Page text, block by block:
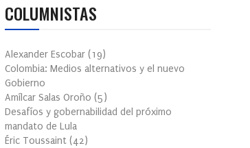
COLUMNISTAS
Alexander Escobar (19)
Colombia: Medios alternativos y el nuevo
Gobierno
Amílcar Salas Oroño (5)
Desafíos y gobernabilidad del próximo
mandato de Lula
Éric Toussaint (42)